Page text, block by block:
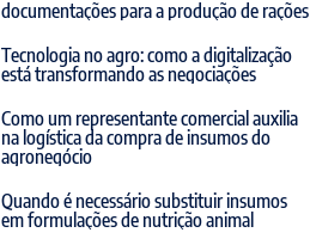
documentações para a produção de rações
Tecnologia no agro: como a digitalização
está transformando as negociações
Como um representante comercial auxilia
na logística da compra de insumos do
agronegócio
Quando é necessário substituir insumos
em formulações de nutrição animal